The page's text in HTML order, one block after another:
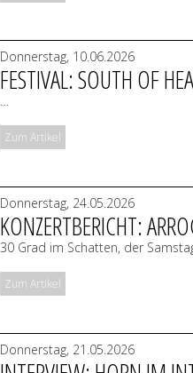
Donnerstag, 10.06.2026
FESTIVAL: SOUTH OF
Zum Artikel
Donnerstag, 24.05.2026
KONZERTBERICHT:
30 Grad im Schatten, der
Zum Artikel
Donnerstag, 21.05.2026